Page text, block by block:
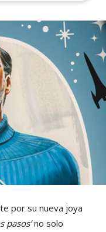
por su nueva joya
pasos’no solo